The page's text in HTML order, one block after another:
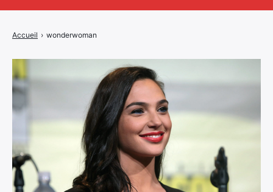
Accueil › wonderwoman